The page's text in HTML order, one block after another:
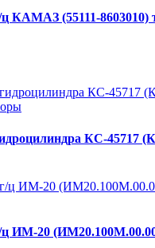
КАМАЗ (55111-8603010)
КС-45717
ц ИМ-20